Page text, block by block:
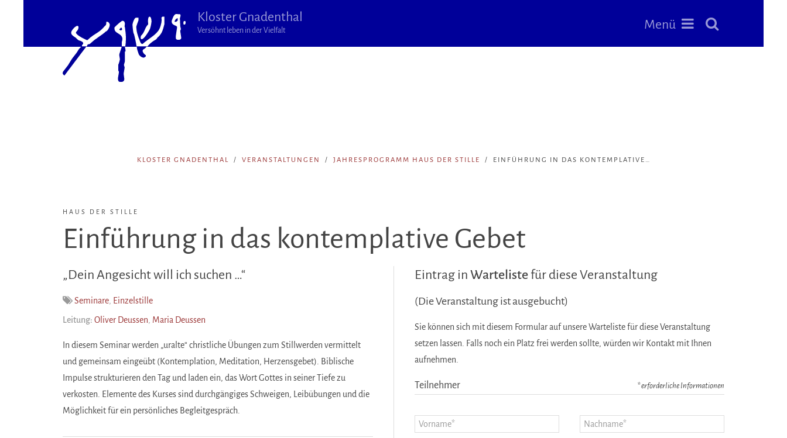
Kloster Gnadenthal
Versöhnt leben in der Vielfalt Menü
KLOSTER GNADENTHAL VERANSTALTUNGEN JAHRESPROGRAMM HAUS DER STILLE EINFÜHRUNG IN DAS KONTEMPLATIVE…
HAUS DER STILLE
Einführung in das kontemplative Gebet
„Dein Angesicht will ich suchen …“
Seminare Einzelstille
Leitung: Oliver Deussen Maria Deussen
In diesem Seminar werden „uralte“ christliche Übungen zum Stillwerden vermittelt
und gemeinsam eingeübt (Kontemplation, Meditation, Herzensgebet). Biblische
Impulse strukturieren den Tag und laden ein, das Wort Gottes in seiner Tiefe zu
verkosten. Elemente des Kurses sind durchgängiges Schweigen, Leibübungen und die
Möglichkeit für ein persönliches Begleitgespräch.
Eintrag in Warteliste für diese Veranstaltung
(Die Veranstaltung ist ausgebucht)
Sie können sich mit diesem Formular auf unsere Warteliste für diese Veranstaltung
setzen lassen. Falls noch ein Platz frei werden sollte, würden wir Kontakt mit Ihnen
aufnehmen.
Teilnehmer * erforderliche Informationen